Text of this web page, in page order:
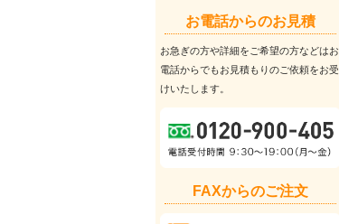
お電話からのお見積
お急ぎの方や詳細をご希望の方などはお
電話からでもお見積もりのご依頼をお受
けいたします。
FAXからのご注文